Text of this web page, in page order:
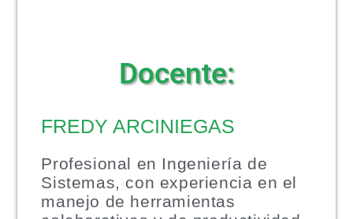
Docente:
FREDY ARCINIEGAS
Profesional en Ingeniería de
Sistemas, con experiencia en el
manejo de herramientas